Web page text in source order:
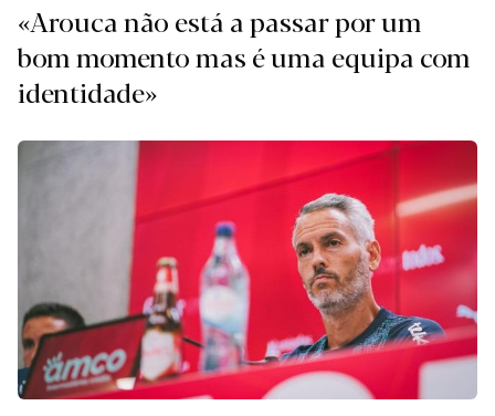
«Arouca não está a passar por um
bom momento mas é uma equipa com
identidade»